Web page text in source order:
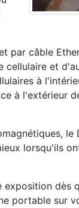
par câble
et
à
à l'extérieur
lorsqu'ils
dès
portable sur